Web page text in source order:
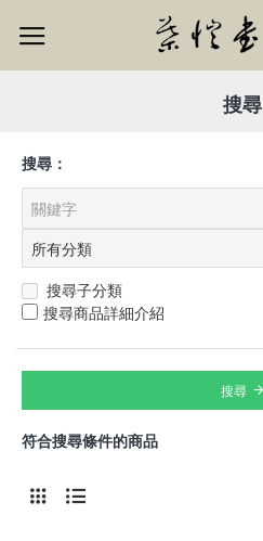
搜尋
搜尋：
搜尋子分類
搜尋商品詳細介紹
搜尋
符合搜尋條件的商品